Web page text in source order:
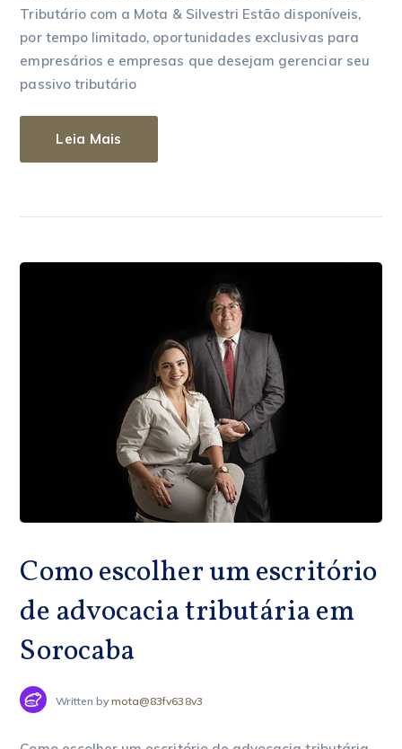
Tributário com a Mota & Silvestri Estão disponíveis,
por tempo limitado, oportunidades exclusivas para
empresários e empresas que desejam gerenciar seu
passivo tributário
Leia Mais
Como escolher um escritório
de advocacia tributária em
Sorocaba
Written bymota@83fv638v3